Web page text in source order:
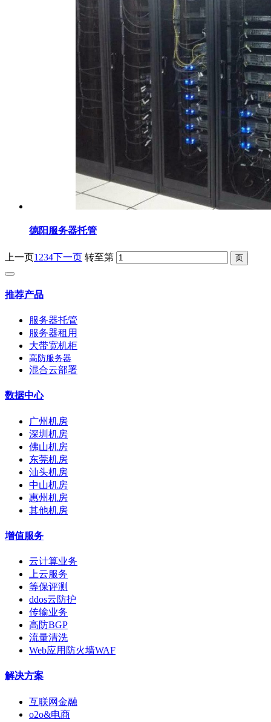
德阳服务器托管
上一页1 234下一页 转至第
推荐产品
服务器托管
服务器租用
大带宽机柜
高防服务器
混合云部署
数据中心
广州机房
深圳机房
佛山机房
东莞机房
汕头机房
中山机房
惠州机房
其他机房
增值服务
云计算业务
上云服务
等保评测
ddos云防护
传输业务
高防BGP
流量清洗
Web应用防火墙WAF
解决方案
互联网金融
o2o&电商